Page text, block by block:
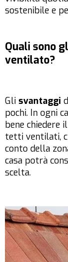
sostenibile e
Quali sono
ventilato?
Gli svantaggi
pochi. In ogni
bene chiedere
tetti ventilati,
conto della
casa potrà
scelta.